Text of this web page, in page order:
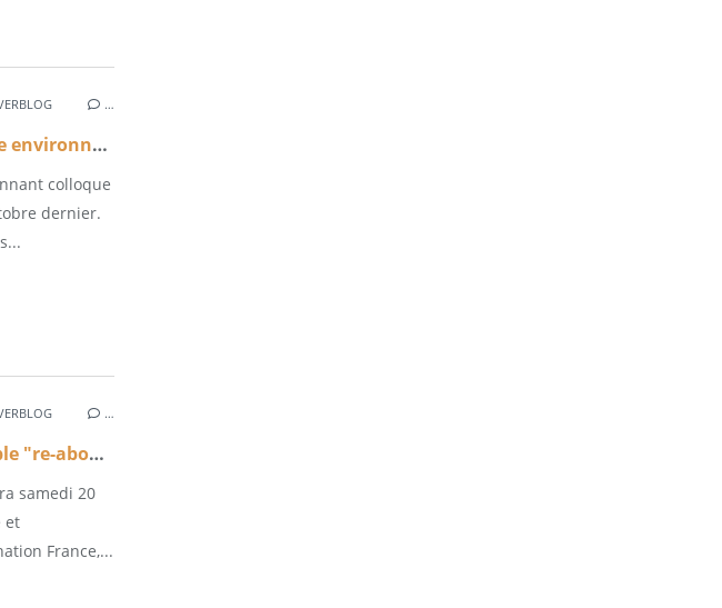
…
Actualités sur l'affichage environnemental de l'alimentation: Zoom sur l'appel à projet ADEME, premières conclusions, expérimentation prolongée jusqu'à fin 2022
colloque
dernier.
…
Le Fond Tourisme Durable "re-abondé" pour 2022 dans le cadre du plan de relance France Destination
samedi 20
et
France,...